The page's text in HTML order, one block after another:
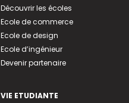
Découvrir les écoles
Ecole de commerce
Ecole de design
Ecole d’ingénieur
Devenir partenaire
VIE ETUDIANTE